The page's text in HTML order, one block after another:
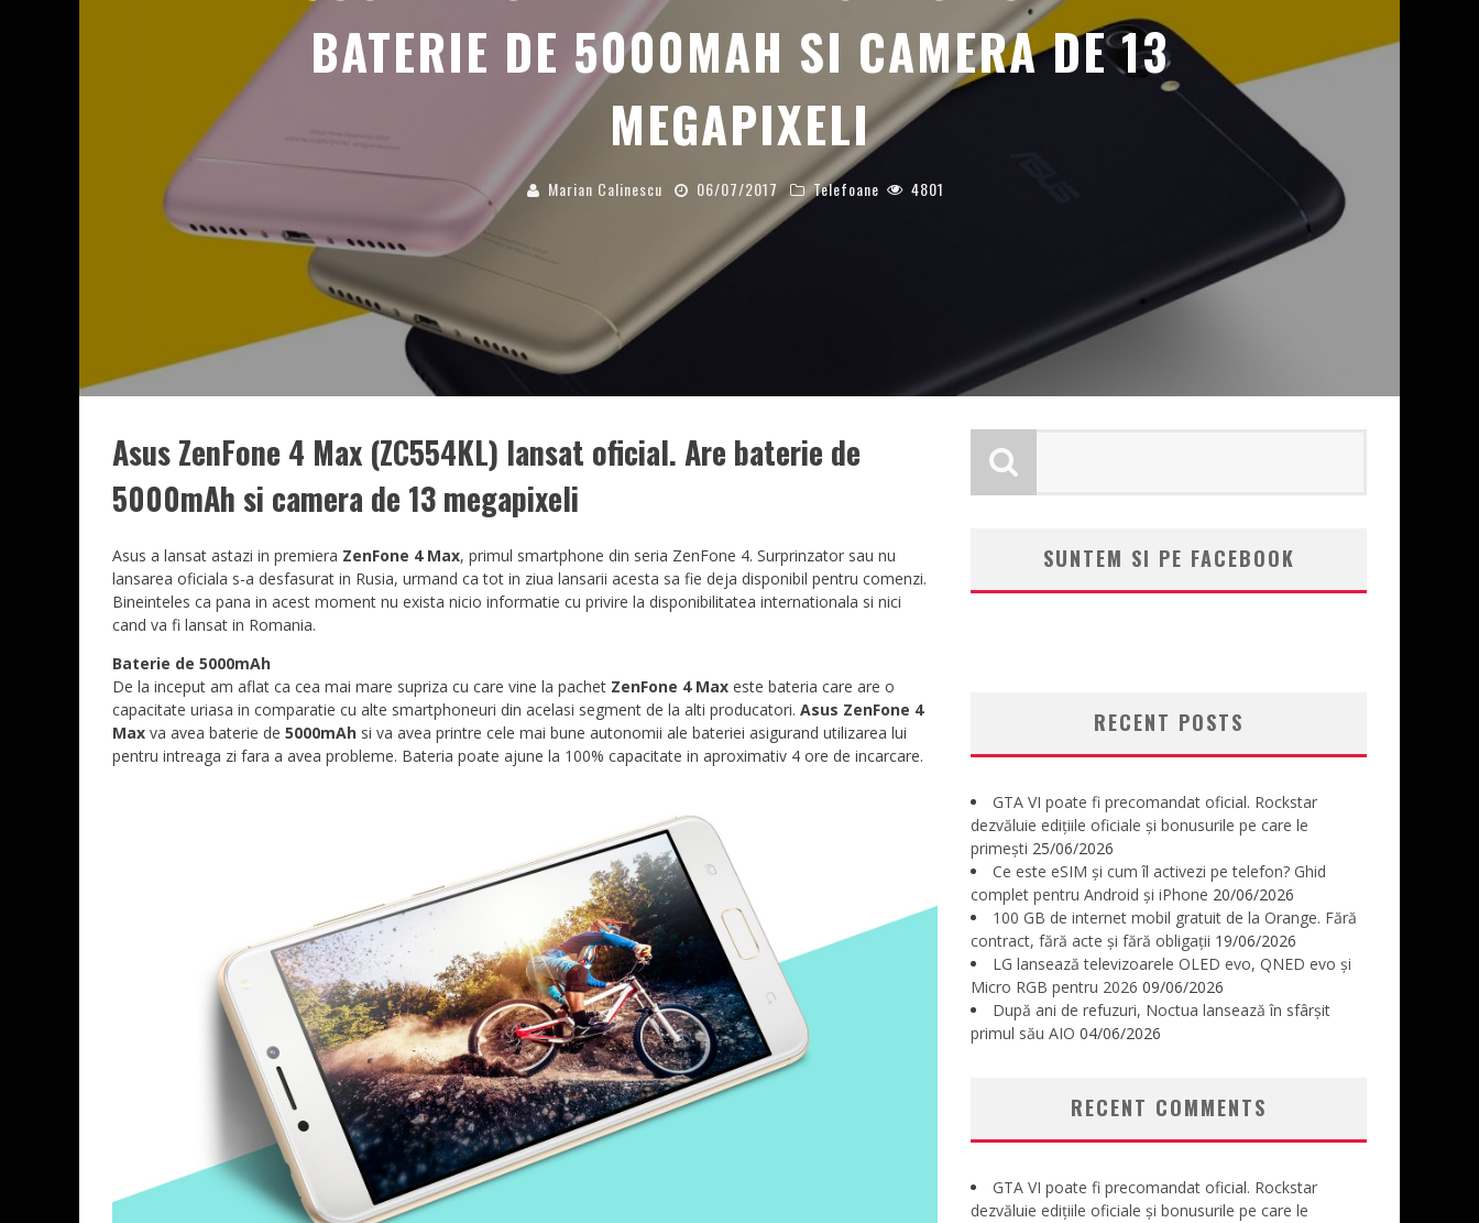
BATERIE DE 5000MAH SI CAMERA DE 13
MEGAPIXELI
Marian Calinescu 06/07/2017 Telefoane 4801
Asus ZenFone 4 Max (ZC554KL) lansat oficial. Are baterie de
5000mAh si camera de 13 megapixeli
Asus a lansat astazi in premiera ZenFone 4 Max, primul smartphone din seria ZenFone 4. Surprinzator sau nu
lansarea oficiala s-a desfasurat in Rusia, urmand ca tot in ziua lansarii acesta sa fie deja disponibil pentru comenzi.
Bineinteles ca pana in acest moment nu exista nicio informatie cu privire la disponibilitatea internationala si nici
cand va fi lansat in Romania.
Baterie de 5000mAh
De la inceput am aflat ca cea mai mare supriza cu care vine la pachet ZenFone 4 Max este bateria care are o
capacitate uriasa in comparatie cu alte smartphoneuri din acelasi segment de la alti producatori. Asus ZenFone 4
Max va avea baterie de 5000mAh si va avea printre cele mai bune autonomii ale bateriei asigurand utilizarea lui
pentru intreaga zi fara a avea probleme. Bateria poate ajune la 100% capacitate in aproximativ 4 ore de incarcare.
SUNTEM SI PE FACEBOOK
RECENT POSTS
GTA VI poate fi precomandat oficial. Rockstar
dezvăluie edițiile oficiale și bonusurile pe care le
primești 25/06/2026
Ce este eSIM și cum îl activezi pe telefon? Ghid
complet pentru Android și iPhone 20/06/2026
100 GB de internet mobil gratuit de la Orange. Fără
contract, fără acte și fără obligații 19/06/2026
LG lansează televizoarele OLED evo, QNED evo și
Micro RGB pentru 2026 09/06/2026
După ani de refuzuri, Noctua lansează în sfârșit
primul său AIO 04/06/2026
RECENT COMMENTS
GTA VI poate fi precomandat oficial. Rockstar
dezvăluie edițiile oficiale și bonusurile pe care le